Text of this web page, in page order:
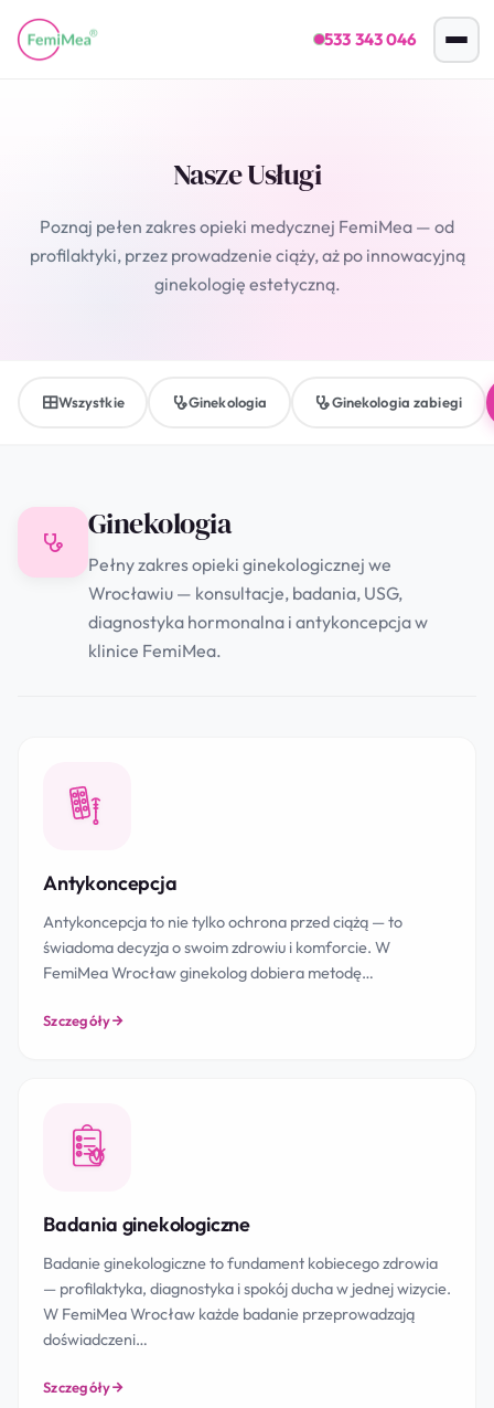
533 343 046
Nasze Usługi
Poznaj pełen zakres opieki medycznej FemiMea — od
profilaktyki, przez prowadzenie ciąży, aż po innowacyjną
ginekologię estetyczną.
Wszystkie Ginekologia Ginekologia zabiegi
Ginekologia
Pełny zakres opieki ginekologicznej we
Wrocławiu — konsultacje, badania, USG,
diagnostyka hormonalna i antykoncepcja w
klinice FemiMea.
Antykoncepcja
Antykoncepcja to nie tylko ochrona przed ciążą — to
świadoma decyzja o swoim zdrowiu i komforcie. W
FemiMea Wrocław ginekolog dobiera metodę…
Szczegóły
Badania ginekologiczne
Badanie ginekologiczne to fundament kobiecego zdrowia
— profilaktyka, diagnostyka i spokój ducha w jednej wizycie.
W FemiMea Wrocław każde badanie przeprowadzają
doświadczeni…
Szczegóły